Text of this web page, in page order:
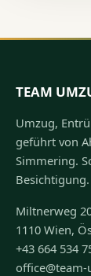
TEAM
Umzug,
geführt von
Simmering.
Besichtigung.
Miltnerweg
1110 Wien,
+43 664 534